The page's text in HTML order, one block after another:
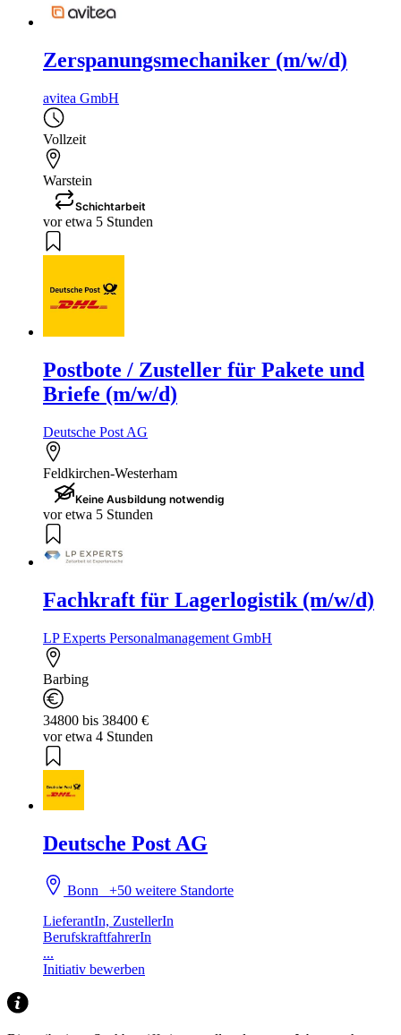
Zerspanungsmechaniker (m/w/d)
avitea GmbH
Vollzeit
Warstein
Schichtarbeit
vor etwa 5 Stunden
Postbote / Zusteller für Pakete und
Briefe (m/w/d)
Deutsche Post AG
Feldkirchen-Westerham
Keine Ausbildung notwendig
vor etwa 5 Stunden
Fachkraft für Lagerlogistik (m/w/d)
LP Experts Personalmanagement GmbH
Barbing
34800 bis 38400 €
vor etwa 4 Stunden
Deutsche Post AG
Bonn+50 weitere Standorte
LieferantIn, ZustellerIn
BerufskraftfahrerIn
...
Initiativ bewerben